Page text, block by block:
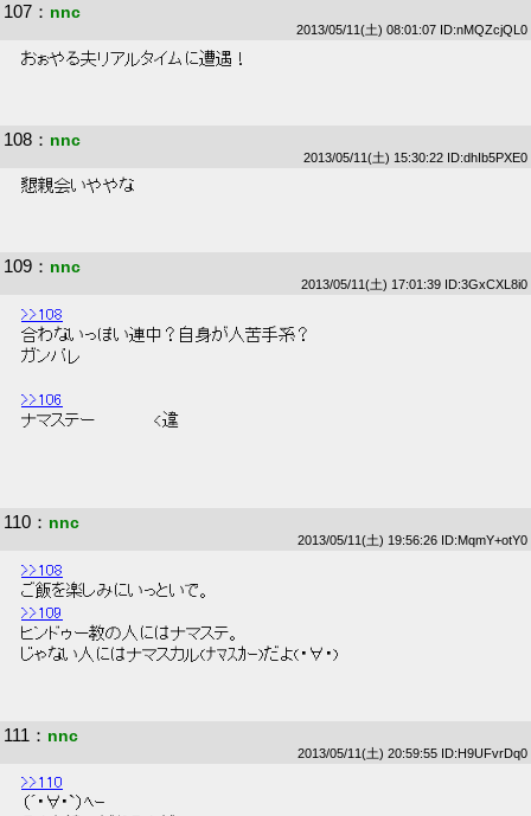
107 ： nnc
2013/05/11(土) 08:01:07 ID:nMQZcjQL0
おぉやる夫リアルタイムに遭遇！
108 ： nnc
2013/05/11(土) 15:30:22 ID:dhIb5PXE0
懇親会いややな
109 ： nnc
2013/05/11(土) 17:01:39 ID:3GxCXL8i0
>>108
合わないっぽい連中？自身が人苦手系？
ガンバレ
>>106
ナマステー　　　　　<違
110 ： nnc
2013/05/11(土) 19:56:26 ID:MqmY+otY0
>>108
ご飯を楽しみにいっといで。
>>109
ヒンドゥー教の人にはナマステ。
じゃない人にはナマスカル(ﾅﾏｽｶｰ)だよ(・∀・)
111 ： nnc
2013/05/11(土) 20:59:55 ID:H9UFvrDq0
>>110
（´･∀･`）ﾍｰ